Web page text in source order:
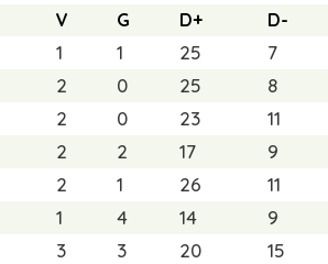
V G D+ D-
1 1 25 7
2 0 25 8
2 0 23 11
2 2 17 9
2 1 26 11
1 4 14 9
3 3 20 15